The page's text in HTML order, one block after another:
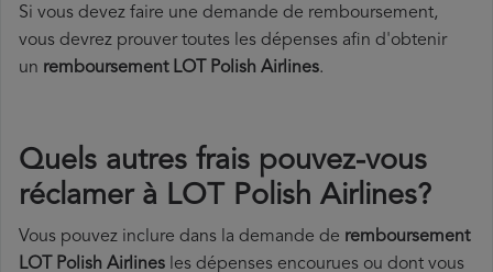
Si vous devez faire une demande de remboursement,
vous devrez prouver toutes les dépenses afin d'obtenir
un remboursement LOT Polish Airlines.
Quels autres frais pouvez-vous
réclamer à LOT Polish Airlines?
Vous pouvez inclure dans la demande de remboursement
LOT Polish Airlines les dépenses encourues ou dont vous